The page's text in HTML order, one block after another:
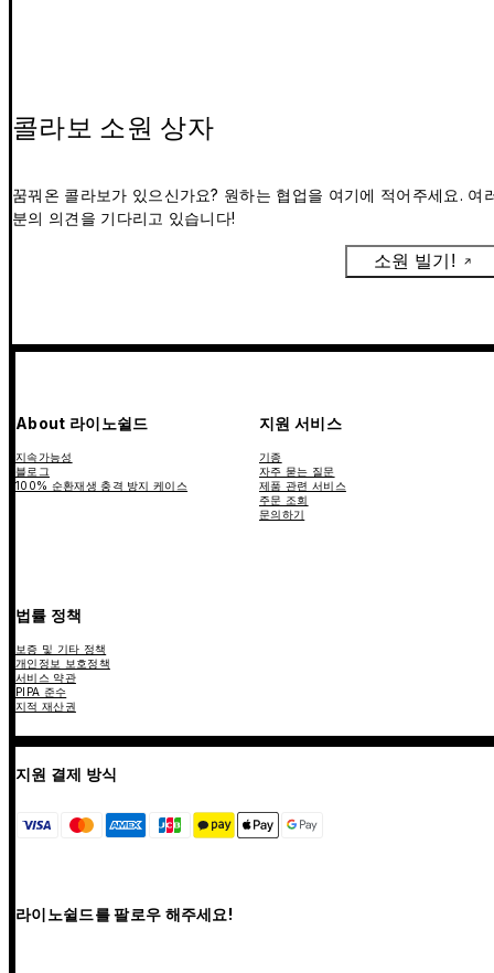
콜라보 소원 상자
꿈꿔온 콜라보가 있으신가요? 원하는 협업을 여기에 적어주세요. 여
분의 의견을 기다리고 있습니다!
소원 빌기!
About 라이노쉴드
지속가능성
블로그
100% 순환재생 충격 방지 케이스
지원 서비스
기종
자주 묻는 질문
제품 관련 서비스
주문 조회
문의하기
법률 정책
보증 및 기타 정책
개인정보 보호정책
서비스 약관
PIPA 준수
지적 재산권
지원 결제 방식
라이노쉴드를 팔로우 해주세요!